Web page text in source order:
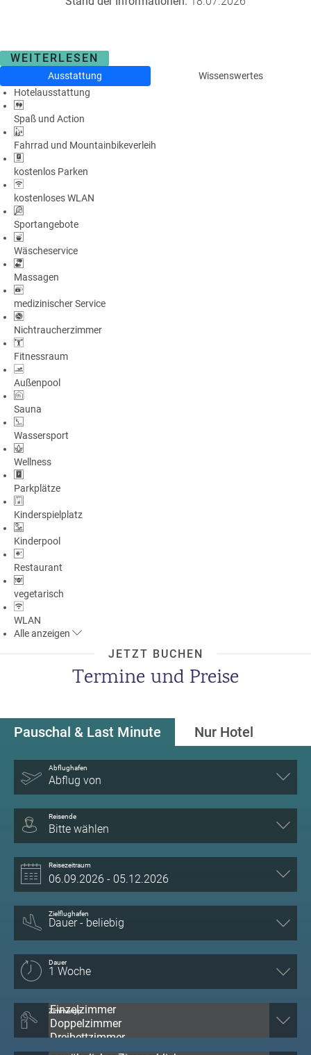
WEITERLESEN
Ausstattung
Wissenswertes
Hotelausstattung
Spaß und Action
Fahrrad und Mountainbikeverleih
kostenlos Parken
kostenloses WLAN
Sportangebote
Wäscheservice
Massagen
medizinischer Service
Nichtraucherzimmer
Fitnessraum
Außenpool
Sauna
Wassersport
Wellness
Parkplätze
Kinderspielplatz
Kinderpool
Restaurant
vegetarisch
WLAN
Alleanzeigen
JETZT BUCHEN
Termine und Preise
Pauschal & Last Minute Nur Hotel
Abflughafen
Abflug von
Reisende
Bitte wählen
Reisezeitraum
Zielflughafen
Dauer
Zimmertyp